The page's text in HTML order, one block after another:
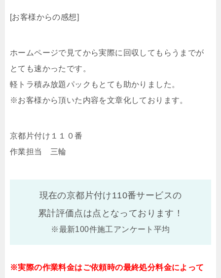
[お客様からの感想]
ホームページで見てから実際に回収してもらうまでが
とても速かったです。
軽トラ積み放題パックもとても助かりました。
※お客様から頂いた内容を文章化しております。
京都片付け１１０番
作業担当 三輪
現在の京都片付け110番サービスの
累計評価点は点となっております！
※最新100件施工アンケート平均
※実際の作業料金はご依頼時の最終処分料金によって